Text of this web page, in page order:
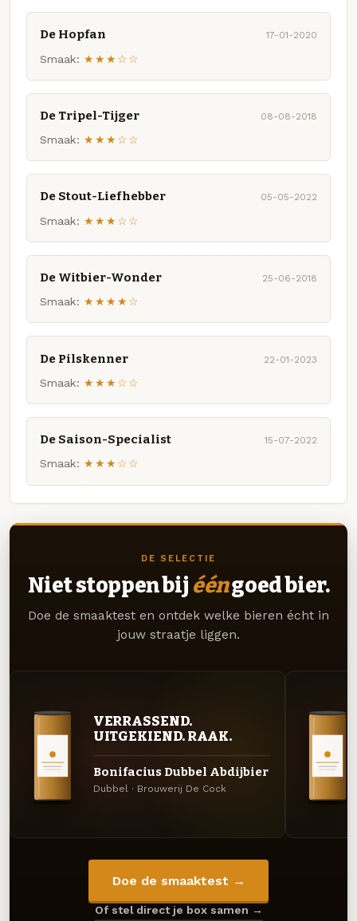
De Hopfan 17-01-2020
Smaak: ★★★☆☆
De Tripel-Tijger 08-08-2018
Smaak: ★★★☆☆
De Stout-Liefhebber 05-05-2022
Smaak: ★★★☆☆
De Witbier-Wonder 25-06-2018
Smaak: ★★★★☆
De Pilskenner 22-01-2023
Smaak: ★★★☆☆
De Saison-Specialist 15-07-2022
Smaak: ★★★☆☆
DE SELECTIE
Niet stoppen bij ééngoed bier.
Doe de smaaktest en ontdek welke bieren écht in
jouw straatje liggen.
VERRASSEND.
UITGEKIEND. RAAK.
Bonifacius Dubbel Abdijbier
Dubbel · Brouwerij De Cock
Doe de smaaktest →
Of stel direct je box samen →